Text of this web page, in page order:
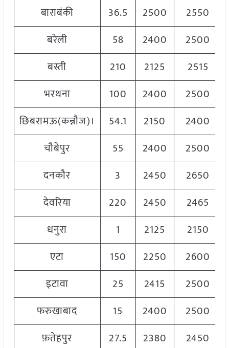
बाराबंकी 36.5 2500 2550
बरेली
58 2400 2500
बस्ती
210 2125 2515
भरथना
100 2400 2500
छिबरामऊ(कन्नौज)।
54.1 2150 2400
चौबेपुर
55 2400 2500
दनकौर
3 2450 2650
देवरिया
220 2450 2465
धनुरा
1 2125
2150
एटा
150 2250 2600
इटावा
25 2415 2500
फरुखाबाद
15 2400 2500
फ़तेहपुर
27.5 2380 2450